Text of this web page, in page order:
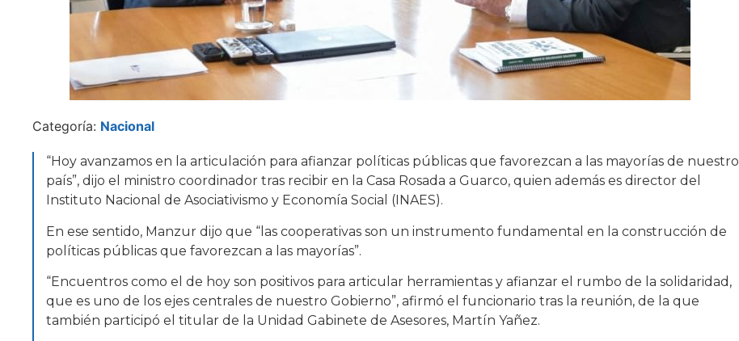
Categoría: Nacional
“Hoy avanzamos en la articulación para afianzar políticas públicas que favorezcan a las mayorías de nuestro
país”, dijo el ministro coordinador tras recibir en la Casa Rosada a Guarco, quien además es director del
Instituto Nacional de Asociativismo y Economía Social (INAES).
En ese sentido, Manzur dijo que “las cooperativas son un instrumento fundamental en la construcción de
políticas públicas que favorezcan a las mayorías”.
“Encuentros como el de hoy son positivos para articular herramientas y afianzar el rumbo de la solidaridad,
que es uno de los ejes centrales de nuestro Gobierno”, afirmó el funcionario tras la reunión, de la que
también participó el titular de la Unidad Gabinete de Asesores, Martín Yañez.